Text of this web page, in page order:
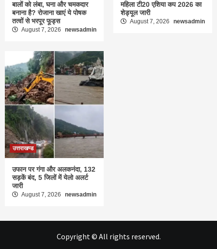
बालों को लंबा, घना और चमकदार
बनाना है? रोजाना खाएं ये पोषक
तत्वों से भरपूर फूड्स
August 7, 2026 newsadmin
महिला टी20 एशिया कप 2026 का
शेड्यूल जारी
August 7, 2026 newsadmin
उत्तराखण्ड
उफान पर गंगा और अलकनंदा, 132
सड़कें बंद, 5 जिलों में येलो अलर्ट
जारी
August 7, 2026 newsadmin
Copyright © All rights reserved.